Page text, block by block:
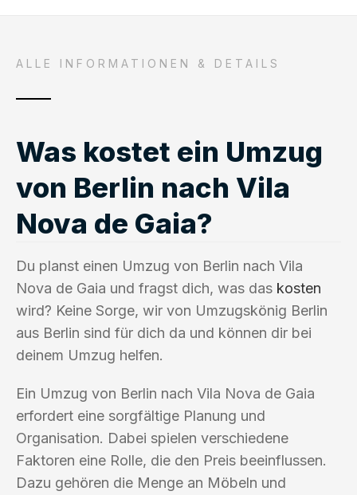
ALLE INFORMATIONEN & DETAILS
Was kostet ein Umzug
von Berlin nach Vila
Nova de Gaia?
Du planst einen Umzug von Berlin nach Vila
Nova de Gaia und fragst dich, was das kosten
wird? Keine Sorge, wir von Umzugskönig Berlin
aus Berlin sind für dich da und können dir bei
deinem Umzug helfen.
Ein Umzug von Berlin nach Vila Nova de Gaia
erfordert eine sorgfältige Planung und
Organisation. Dabei spielen verschiedene
Faktoren eine Rolle, die den Preis beeinflussen.
Dazu gehören die Menge an Möbeln und